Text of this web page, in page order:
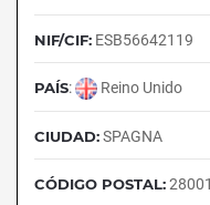
NIF/CIF: ESB56642119
PAÍS: Reino Unido
CIUDAD:SPAGNA
CÓDIGO POSTAL:28001